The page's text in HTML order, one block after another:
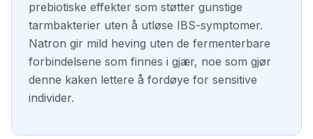
prebiotiske effekter som støtter gunstige
tarmbakterier uten å utløse IBS-symptomer.
Natron gir mild heving uten de fermenterbare
forbindelsene som finnes i gjær, noe som gjør
denne kaken lettere å fordøye for sensitive
individer.